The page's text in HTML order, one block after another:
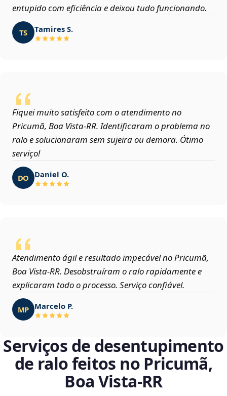
entupido com eficiência e deixou tudo funcionando.
TS Tamires S.
Fiquei muito satisfeito com o atendimento no
Pricumã, Boa Vista‑RR. Identificaram o problema no
ralo e solucionaram sem sujeira ou demora. Ótimo
serviço!
DO Daniel O.
Atendimento ágil e resultado impecável no Pricumã,
Boa Vista‑RR. Desobstruíram o ralo rapidamente e
explicaram todo o processo. Serviço confiável.
MP Marcelo P.
Serviços de desentupimento
de ralo feitos no Pricumã,
Boa Vista‑RR